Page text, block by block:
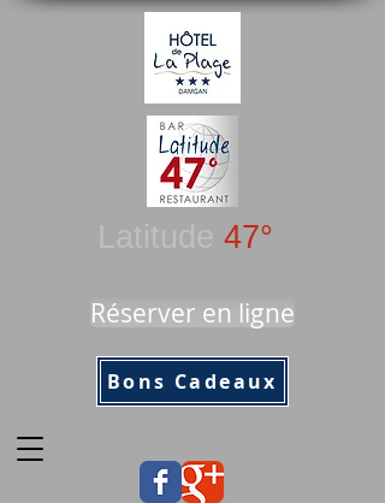
47°
Réserver en ligne
Bons Cadeaux